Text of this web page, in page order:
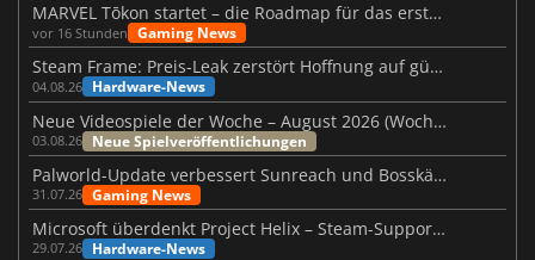
MARVEL Tōkon startet – die Roadmap für das erste Jahr wurde vorgestellt
vor 16 Stunden Gaming News
Steam Frame: Preis-Leak zerstört Hoffnung auf günstiges VR-Headset
04.08.26 Hardware-News
Neue Videospiele der Woche – August 2026 (Woche 32)
03.08.26 Neue Spielveröffentlichungen
Palworld-Update verbessert Sunreach und Bosskämpfe deutlich
31.07.26 Gaming News
Microsoft überdenkt Project Helix – Steam-Support gefährdet
29.07.26 Hardware-News